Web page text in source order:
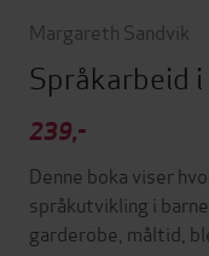
Margareth Sandvik
Språkarbeid
239,-
Denne boka viser
språkutvikling i
garderobe, måltid,